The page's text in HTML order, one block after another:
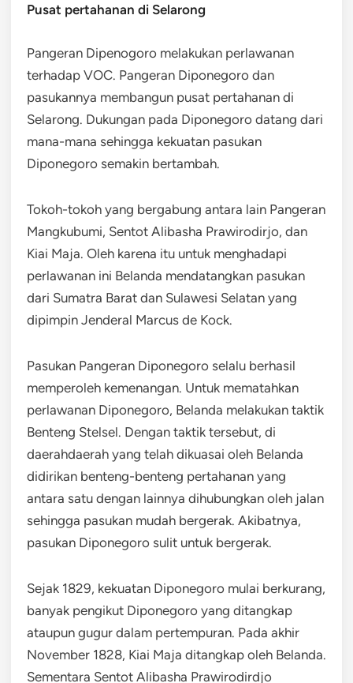
Pusat pertahanan di Selarong
Pangeran Dipenogoro melakukan perlawanan
terhadap VOC. Pangeran Diponegoro dan
pasukannya membangun pusat pertahanan di
Selarong. Dukungan pada Diponegoro datang dari
mana-mana sehingga kekuatan pasukan
Diponegoro semakin bertambah.
Tokoh-tokoh yang bergabung antara lain Pangeran
Mangkubumi, Sentot Alibasha Prawirodirjo, dan
Kiai Maja. Oleh karena itu untuk menghadapi
perlawanan ini Belanda mendatangkan pasukan
dari Sumatra Barat dan Sulawesi Selatan yang
dipimpin Jenderal Marcus de Kock.
Pasukan Pangeran Diponegoro selalu berhasil
memperoleh kemenangan. Untuk mematahkan
perlawanan Diponegoro, Belanda melakukan taktik
Benteng Stelsel. Dengan taktik tersebut, di
daerahdaerah yang telah dikuasai oleh Belanda
didirikan benteng-benteng pertahanan yang
antara satu dengan lainnya dihubungkan oleh jalan
sehingga pasukan mudah bergerak. Akibatnya,
pasukan Diponegoro sulit untuk bergerak.
Sejak 1829, kekuatan Diponegoro mulai berkurang,
banyak pengikut Diponegoro yang ditangkap
ataupun gugur dalam pertempuran. Pada akhir
November 1828, Kiai Maja ditangkap oleh Belanda.
Sementara Sentot Alibasha Prawirodirdjo